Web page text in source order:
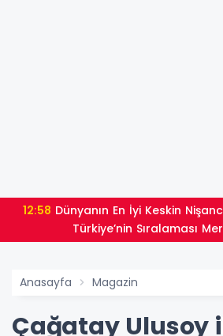
12:58
Türkiye’nin Sıralaması
Anasayfa Magazin
Çağatay Ulusoy